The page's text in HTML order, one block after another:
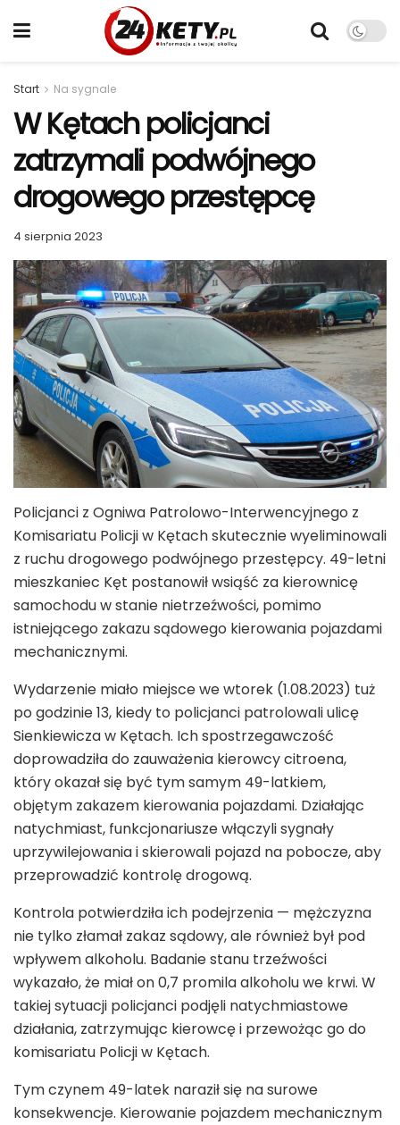
Start Na sygnale
W Kętach policjanci
zatrzymali podwójnego
drogowego przestępcę
4 sierpnia 2023
Policjanci z Ogniwa Patrolowo-Interwencyjnego z
Komisariatu Policji w Kętach skutecznie wyeliminowali
z ruchu drogowego podwójnego przestępcy. 49-letni
mieszkaniec Kęt postanowił wsiąść za kierownicę
samochodu w stanie nietrzeźwości, pomimo
istniejącego zakazu sądowego kierowania pojazdami
mechanicznymi.
Wydarzenie miało miejsce we wtorek (1.08.2023) tuż
po godzinie 13, kiedy to policjanci patrolowali ulicę
Sienkiewicza w Kętach. Ich spostrzegawczość
doprowadziła do zauważenia kierowcy citroena,
który okazał się być tym samym 49-latkiem,
objętym zakazem kierowania pojazdami. Działając
natychmiast, funkcjonariusze włączyli sygnały
uprzywilejowania i skierowali pojazd na pobocze, aby
przeprowadzić kontrolę drogową.
Kontrola potwierdziła ich podejrzenia — mężczyzna
nie tylko złamał zakaz sądowy, ale również był pod
wpływem alkoholu. Badanie stanu trzeźwości
wykazało, że miał on 0,7 promila alkoholu we krwi. W
takiej sytuacji policjanci podjęli natychmiastowe
działania, zatrzymując kierowcę i przewożąc go do
komisariatu Policji w Kętach.
Tym czynem 49-latek naraził się na surowe
konsekwencje. Kierowanie pojazdem mechanicznym